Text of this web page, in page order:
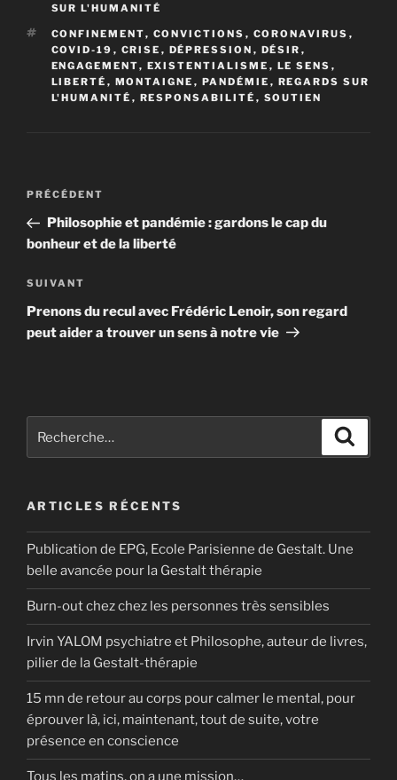
SUR L'HUMANITÉ
ÉTIQUETTES
CONFINEMENT, CONVICTIONS , CORONAVIRUS ,
COVID-19 , CRISE , DÉPRESSION , DÉSIR ,
ENGAGEMENT, EXISTENTIALISME , LE SENS ,
LIBERTÉ , MONTAIGNE , PANDÉMIE , REGARDS SUR
L'HUMANITÉ , RESPONSABILITÉ , SOUTIEN
Navigation
l’article
Article
précédent
PRÉCÉDENT
Philosophie et pandémie : gardons le cap du
bonheur et de la liberté
Article
suivant
SUIVANT
Prenons du recul avec Frédéric Lenoir, son regard
peut aider a trouver un sens à notre vie
ARTICLES RÉCENTS
Publication de EPG, Ecole Parisienne de Gestalt. Une
belle avancée pour la Gestalt thérapie
Burn-out chez chez les personnes très sensibles
Irvin YALOM psychiatre et Philosophe, auteur de livres,
pilier de la Gestalt-thérapie
15 mn de retour au corps pour calmer le mental, pour
éprouver là, ici, maintenant, tout de suite, votre
présence en conscience
Tous les matins, on a une mission…